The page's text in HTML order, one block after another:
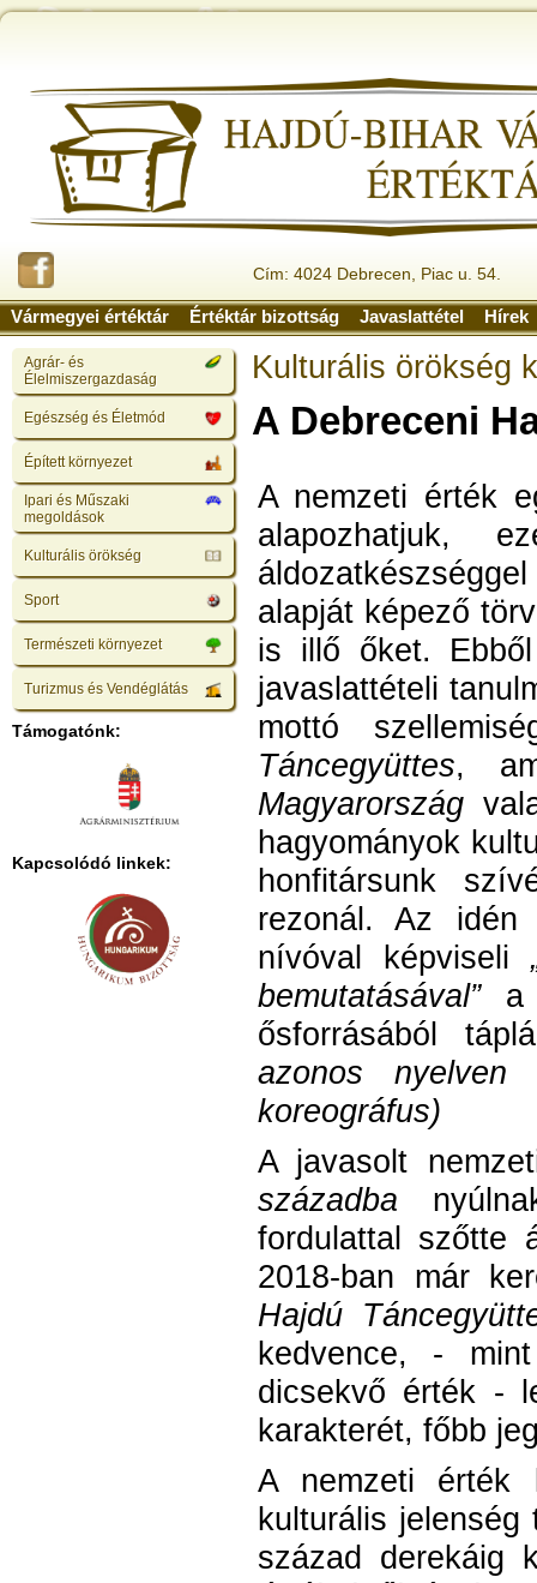
Cím: 4024 Debrecen, Piac u. 54.
Vármegyei értéktár Értéktár bizottság Javaslattétel Hírek
Agrár- és
Élelmiszergazdaság
Egészség és Életmód
Épített környezet
Ipari és Műszaki
megoldások
Kulturális örökség
Sport
Természeti környezet
Turizmus és Vendéglátás
Támogatónk:
Kapcsolódó linkek:
Kulturális örökség
A Debreceni
A nemzeti érték
alapozhatjuk,
alapját képező
is illő őket.
javaslattételi
mottó
Táncegyüttes,
Magyarország
hagyományok
honfitársunk
rezonál. Az idén
nívóval képviseli
bemutatásával”a
ősforrásából
azonos nyelven
koreográfus)
A javasolt
századba
fordulattal szőtte
2018-ban már
Hajdú
kedvence, -
dicsekvő érték -
karakterét, főbb
A nemzeti érték
kulturális jelenség
század derekáig